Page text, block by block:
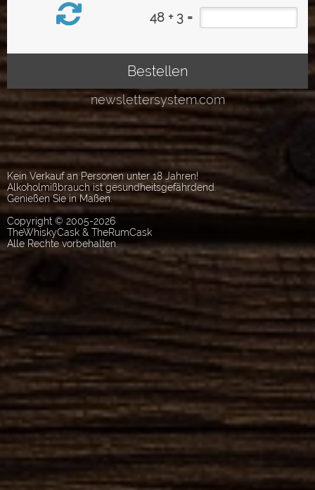
Kein Verkauf an Personen unter 18 Jahren!
Alkoholmißbrauch ist gesundheitsgefährdend.
Genießen Sie in Maßen.
Copyright © 2005-2026
TheWhiskyCask & TheRumCask
Alle Rechte vorbehalten.